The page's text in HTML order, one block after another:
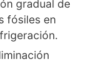
gradual de
fósiles en